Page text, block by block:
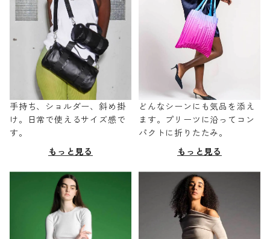
手持ち、ショルダー、斜め掛
け。日常で使えるサイズ感で
す。
もっと見る
どんなシーンにも気品を添え
ます。プリーツに沿ってコン
パクトに折りたたみ。
もっと見る